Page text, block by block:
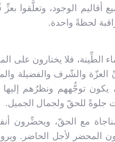
أقاليم الوجود، وتعلَّقوا
لحظةً واحدة.
فلا يختارون على
والشّرف والفضيلة
يكون توجُّههم ونظرُهم
جلوةً للحقّ ولجمال الجميل.
مع الحقّ، ويحضِّرون
المحضر لأجل الحاضر.